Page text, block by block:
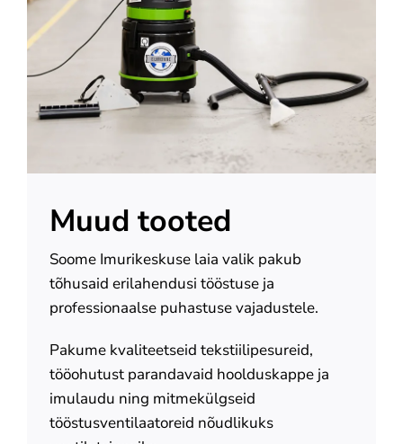
Meie kohta
Kontakt
Muud tooted
Soome Imurikeskuse laia valik pakub
tõhusaid erilahendusi tööstuse ja
professionaalse puhastuse vajadustele.
Pakume kvaliteetseid tekstiilipesureid,
tööohutust parandavaid hoolduskappe ja
imulaudu ning mitmekülgseid
tööstusventilaatoreid nõudlikuks